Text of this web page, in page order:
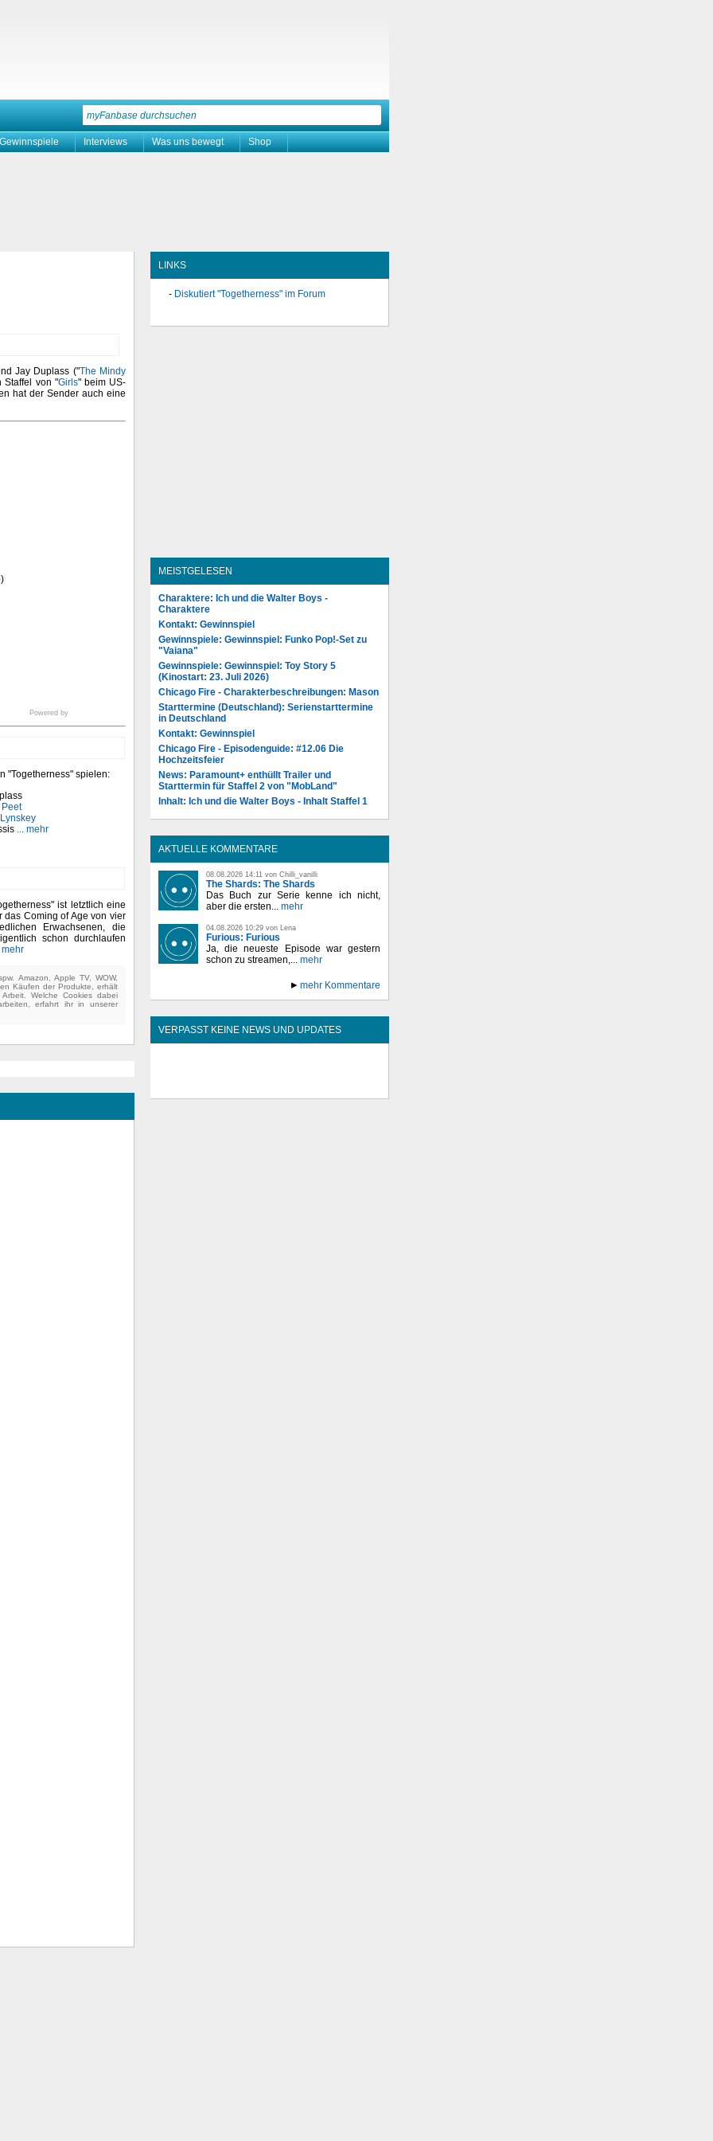
Gewinnspiele Interviews Was uns bewegt Shop
Jay Duplass ("The Mindy
Staffel von "Girls" beim US-
hat der Sender auch eine
Powered by
"Togetherness" spielen:
... mehr
ist letztlich eine
das Coming of Age von vier
Erwachsenen, die
schon durchlaufen
mehr
Amazon, Apple TV, WOW,
Käufen der Produkte, erhält
Welche Cookies dabei
erfahrt ihr in unserer
LINKS
Diskutiert "Togetherness" im Forum
MEISTGELESEN
Charaktere: Ich und die Walter Boys -
Charaktere
Kontakt: Gewinnspiel
Gewinnspiele: Gewinnspiel: Funko Pop!-Set zu
"Vaiana"
Gewinnspiele: Gewinnspiel: Toy Story 5
(Kinostart: 23. Juli 2026)
Chicago Fire - Charakterbeschreibungen: Mason
Starttermine (Deutschland): Serienstarttermine
in Deutschland
Kontakt: Gewinnspiel
Chicago Fire - Episodenguide: #12.06 Die
Hochzeitsfeier
News: Paramount+ enthüllt Trailer und
Starttermin für Staffel 2 von "MobLand"
Inhalt: Ich und die Walter Boys - Inhalt Staffel 1
AKTUELLE KOMMENTARE
08.08.2026 14:11 von Chilli_vanilli
The Shards: The Shards
Das Buch zur Serie kenne ich nicht,
aber die ersten... mehr
04.08.2026 10:29 von Lena
Furious: Furious
Ja, die neueste Episode war gestern
schon zu streamen,... mehr
mehr Kommentare
VERPASST KEINE NEWS UND UPDATES